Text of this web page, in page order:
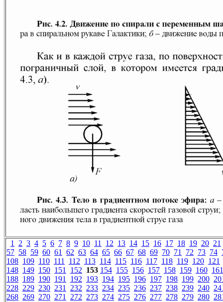
1 2 3 4 5 6 7 8 9 10 11 12 13 14 15 16 17 18 19 20 21
57 58 59 60 61 62 63 64 65 66 67 68 69 70 71 72 73 74
108 109 110 111 112 113 114 115 116 117 118 119 120 121
148 149 150 151 152 153 154 155 156 157 158 159 160 161
188 189 190 191 192 193 194 195 196 197 198 199 200
228 229 230 231 232 233 234 235 236 237 238 239 240
268 269 270 271 272 273 274 275 276 277 278 279 280